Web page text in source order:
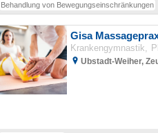
Behandlung von Bewegungseinschränkungen
Gisa
Krankengymnastik
Ubstadt-Weiher,